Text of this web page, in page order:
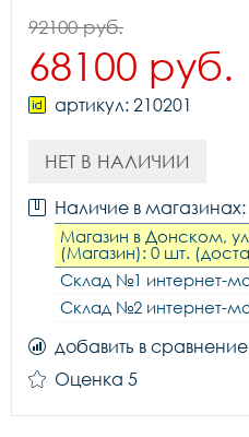
92100 руб.
68100 руб.
артикул: 210201
НЕТ В НАЛИЧИИ
Наличие в магазинах:
Магазин в Донском,
(Магазин): 0 шт.
Склад №1 интернет-
Склад №2 интернет-
добавить в сравнение
Оценка 5